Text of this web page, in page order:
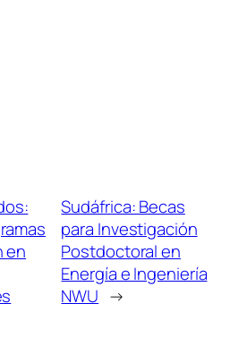
en
Sudáfrica: Becas
para Investigación
Postdoctoral en
Energía e Ingeniería
NWU →